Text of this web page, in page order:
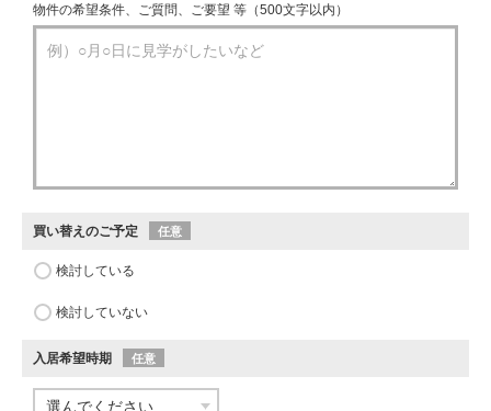
物件の希望条件、ご質問、ご要望 等（500文字以内）
買い替えのご予定 任意
検討している
検討していない
入居希望時期 任意